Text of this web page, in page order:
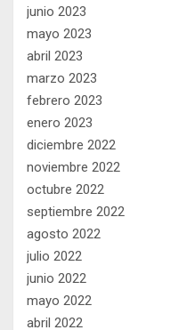
junio 2023
mayo 2023
abril 2023
marzo 2023
febrero 2023
enero 2023
diciembre 2022
noviembre 2022
octubre 2022
septiembre 2022
agosto 2022
julio 2022
junio 2022
mayo 2022
abril 2022